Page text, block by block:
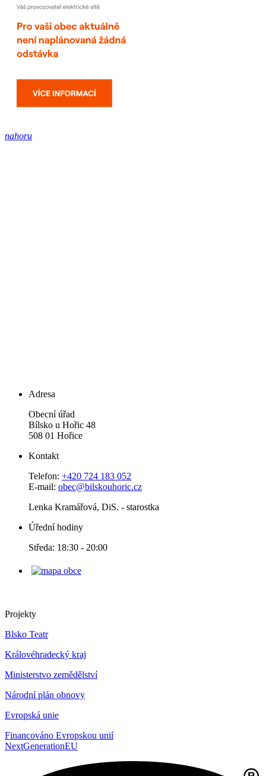
nahoru
Adresa
Obecní úřad
Bílsko u Hořic 48
508 01 Hořice
Kontakt
Telefon: +420 724 183 052
E-mail: obec@bilskouhoric.cz
Lenka Kramářová, DiS. - starostka
Úřední hodiny
Středa: 18:30 - 20:00
Projekty
Blsko Teatr
Královéhradecký kraj
Ministerstvo zemědělství
Národní plán obnovy
Evropská unie
Financováno Evropskou unií
NextGenerationEU